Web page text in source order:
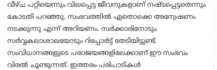
വീഴ്ച പറ്റിയെന്നും വിലപ്പെട്ട ജീവനുകളാണ് നഷ്ടപ്പെട്ടതെന്നും
കോടതി പറഞ്ഞു. സംഭവത്തില്‍ ഏതൊക്കെ അന്വേഷണം
നടക്കുന്നു എന്ന് അറിയണം. സര്‍ക്കാരിനോടും
സര്‍വ്വകലാശാലയോടും റിപ്പോര്‍ട്ട് തേടിയിട്ടുണ്ട്.
സംവിധാനങ്ങളുടെ പരാജയങ്ങളിലേക്കാണ് ഈ സംഭവം
വിരല്‍ ചൂണ്ടുന്നത്. ഇത്തരം പരിപാടികള്‍